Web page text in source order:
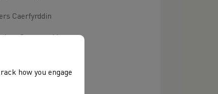
Caerfyrddin
Casnewydd
how you engage